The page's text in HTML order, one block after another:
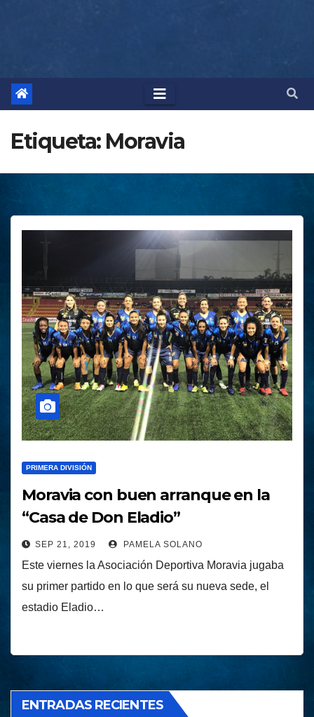
Etiqueta: Moravia
PRIMERA DIVISIÓN
Moravia con buen arranque en la
“Casa de Don Eladio”
SEP 21, 2019 PAMELA SOLANO
Este viernes la Asociación Deportiva Moravia jugaba
su primer partido en lo que será su nueva sede, el
estadio Eladio…
ENTRADAS RECIENTES